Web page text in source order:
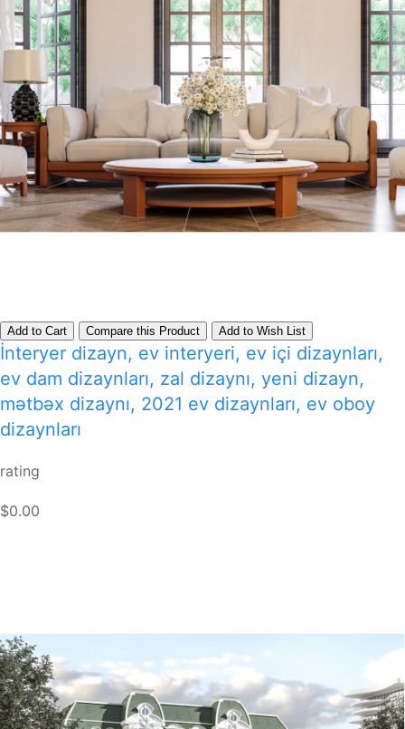
Add to Cart Compare this Product Add to Wish List
İnteryer dizayn, ev interyeri, ev içi dizaynları,
ev dam dizaynları, zal dizaynı, yeni dizayn,
mətbəx dizaynı, 2021 ev dizaynları, ev oboy
dizaynları
rating
$0.00